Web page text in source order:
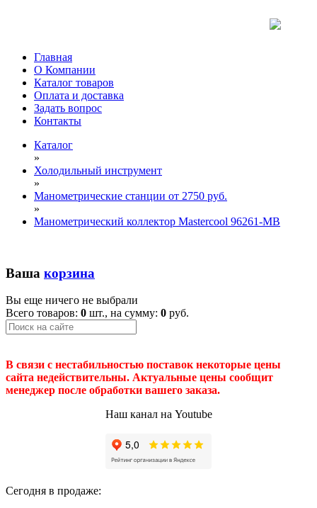
Главная
О Компании
Каталог товаров
Оплата и доставка
Задать вопрос
Контакты
Каталог
»
Холодильный инструмент
»
Манометрические станции от 2750 руб.
»
Манометрический коллектор Mastercool 96261-MB
Ваша корзина
Вы еще ничего не выбрали
Всего товаров: 0 шт., на сумму: 0 руб.
В связи с нестабильностью поставок некоторые цены
сайта недействительны. Актуальные цены сообщит
менеджер после обработки вашего заказа.
Наш канал на Youtube
Сегодня в продаже: